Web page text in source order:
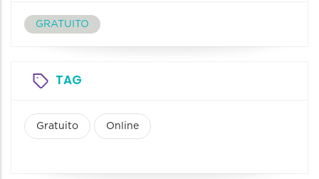
GRATUITO
TAG
Gratuito Online